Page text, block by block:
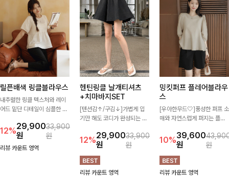
릴픈배색 링클블라우스
내추럴한 링클 텍스처와 레이
어드 밑단 디테일이 심플한 디
볍게 툭 입기만 해도 멋스러운
스타일을 완성해드려요- 여유
로운 핏으로 군살은 자연스럽
12%29,900
원
33,900
원
리뷰 카운트 영역
헨틴링클 날개티셔츠
+치마바지SET
[텐션감↑/구김↓]가볍게 입
기만 해도 코디가 완성되는 세
지는 프릴 날개 소매가 우아한
포인트를 더해드립니다💕 잔
잔한 링클 텍스처 소재와 편안
한 허리밴딩으로 하루 종일 산
뜻하고 쾌적하게 즐겨보세요!
12%29,900
원
33,900
원
리뷰 카운트 영역
밍킷퍼프 플레어블라우
스
[우아한무드🤍]풍성한 퍼프 소
매와 자연스럽게 퍼지는 플레
를 완성해주는 블라우스 🤍 체
형을 자연스럽게 커버해주며
걸을 때마다 살랑이는 핏으로
데일리룩부터 데이트룩까지 화
사하게 즐기기 좋은 아이템이
10%39,600
원
원
리뷰 카운트 영역